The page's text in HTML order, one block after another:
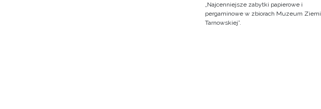
„Najcenniejsze zabytki papierowe i
pergaminowe w zbiorach Muzeum Ziemi
Tarnowskiej”.